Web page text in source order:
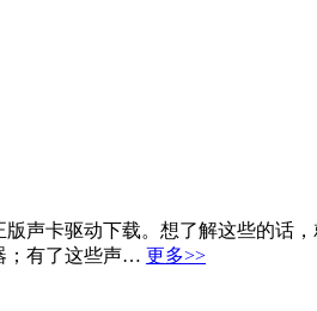
声卡驱动下载。想了解这些的话
；有了这些声… 更多>>